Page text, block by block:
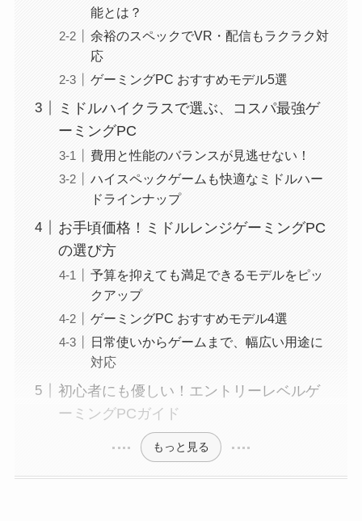
能とは？
余裕のスペックでVR・配信もラクラク対
応
ゲーミングPC おすすめモデル5選
ミドルハイクラスで選ぶ、コスパ最強ゲ
ーミングPC
費用と性能のバランスが見逃せない！
ハイスペックゲームも快適なミドルハー
ドラインナップ
お手頃価格！ミドルレンジゲーミングPC
の選び方
予算を抑えても満足できるモデルをピッ
クアップ
ゲーミングPC おすすめモデル4選
日常使いからゲームまで、幅広い用途に
対応
初心者にも優しい！エントリーレベルゲ
ーミングPCガイド
もっと見る